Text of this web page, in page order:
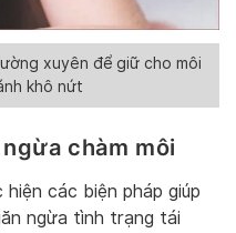
xuyên để giữ cho môi
khô nứt
chàm môi
các biện pháp giúp
ngừa tình trạng tái